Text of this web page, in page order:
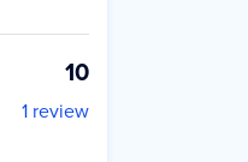
10
1 review